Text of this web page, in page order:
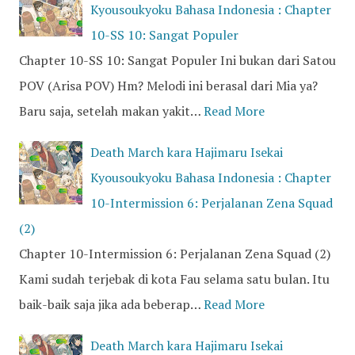
Kyousoukyoku Bahasa Indonesia : Chapter
10-SS 10: Sangat Populer
Chapter 10-SS 10: Sangat Populer Ini bukan dari Satou
POV (Arisa POV) Hm? Melodi ini berasal dari Mia ya?
Baru saja, setelah makan yakit…Read More
Death March kara Hajimaru Isekai
Kyousoukyoku Bahasa Indonesia : Chapter
10-Intermission 6: Perjalanan Zena Squad
(2)
Chapter 10-Intermission 6: Perjalanan Zena Squad (2)
Kami sudah terjebak di kota Fau selama satu bulan. Itu
baik-baik saja jika ada beberap…Read More
Death March kara Hajimaru Isekai